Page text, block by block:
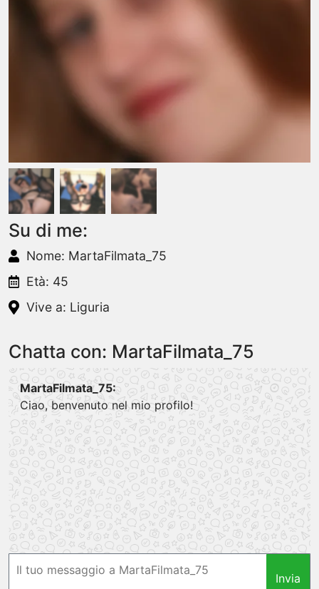
Su di me:
Nome: MartaFilmata_75
Età: 45
Vive a: Liguria
Chatta con: MartaFilmata_75
MartaFilmata_75:
Ciao, benvenuto nel mio profilo!
Invia